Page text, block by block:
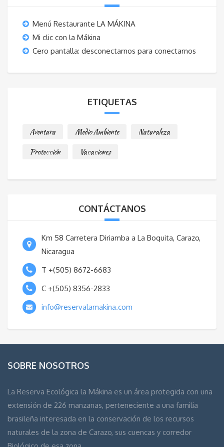
Menú Restaurante LA MÁKINA
Mi clic con la Mákina
Cero pantalla: desconectarnos para conectarnos
ETIQUETAS
Aventura Medio Ambiente
Naturaleza
Protección
Vacaciones
CONTÁCTANOS
Km 58 Carretera Diriamba a La Boquita, Carazo,
Nicaragua
T +(505) 8672-6683
C +(505) 8356-2833
info@reservalamakina.com
SOBRE NOSOTROS
La Reserva Ecológica la Mákina es un área protegida con una
extensión de 226 manzanas, perteneciente a una familia
brasileña interesada en la conservación de los recursos
naturales de la zona de Carazo, sus cuencas y corredor